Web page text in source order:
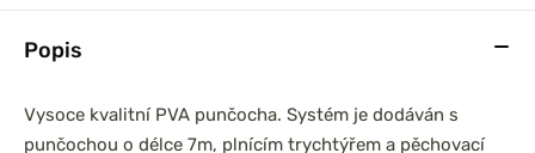
Popis
Vysoce kvalitní PVA punčocha. Systém je dodáván s
punčochou o délce 7m, plnícím trychtýřem a pěchovací